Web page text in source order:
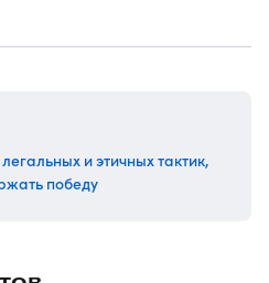
и этичных тактик,
победу